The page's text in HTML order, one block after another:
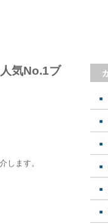
気No.1ブ
します。